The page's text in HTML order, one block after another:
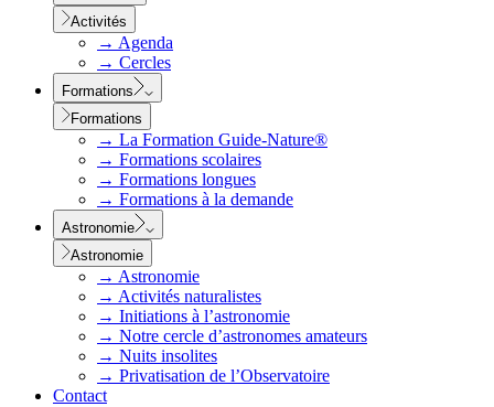
Activités
→ Agenda
→ Cercles
Formations
Formations
→ La Formation Guide-Nature®
→ Formations scolaires
→ Formations longues
→ Formations à la demande
Astronomie
Astronomie
→ Astronomie
→ Activités naturalistes
→ Initiations à l’astronomie
→ Notre cercle d’astronomes amateurs
→ Nuits insolites
→ Privatisation de l’Observatoire
Contact